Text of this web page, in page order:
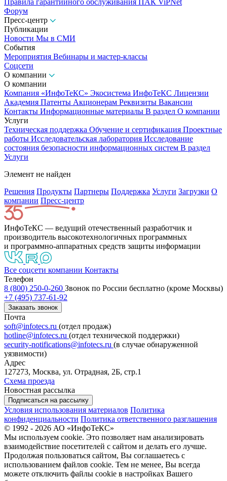
Правила гарантийного обслуживания ПАК ViPNet
Форум
Пресс-центр
Публикации
Новости Мы в СМИ
События
Мероприятия Вебинары и мастер-классы
Соцсети
О компании
О компании
Компания «ИнфоТеКС» Экосистема ИнфоТеКС Лицензии
Академия Патенты Акционерам Реквизиты Вакансии
Контакты Информационные материалы В раздел О компании
Услуги
Техническая поддержка Обучение и сертификация Проектные
работы Исследовательская лаборатория Исследование
состояния безопасности информационных систем В раздел
Услуги
Элемент не найден
Решения Продукты Партнeры Поддержка Услуги Загрузки О
компании Пресс-центр
ИнфоТеКС — ведущий отечественный разработчик и
производитель высокотехнологичных программных
и программно-аппаратных средств защиты информации
Все соцсети компании Контакты
Телефон
8 (800) 250-0-260 Звонок по России бесплатно (кроме Москвы)
+7 (495) 737-61-92
Заказать звонок
Почта
soft@infotecs.ru (отдел продаж)
hotline@infotecs.ru (отдел технической поддержки)
security-notifications@infotecs.ru (в случае обнаруженной
уязвимости)
Адрес
127273, Москва, ул. Отрадная, 2Б, стр.1
Схема проезда
Новостная рассылка
Подписаться на рассылку
Условия использования материалов Политика
конфиденциальности Политика ответственного разглашения
© 1992 - 2026 АО «ИнфоТеКС»
Мы используем cookie. Это позволяет нам анализировать
взаимодействие посетителей с сайтом и делать его лучше.
Продолжая пользоваться сайтом, Вы соглашаетесь с
использованием файлов cookie. Тем не менее, Вы всегда
можете отключить файлы cookie в настройках Вашего